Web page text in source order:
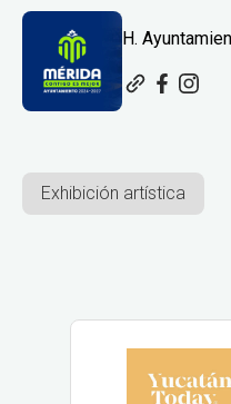
H.
Exhibición artística